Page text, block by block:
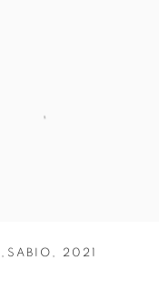
SABIO 2021